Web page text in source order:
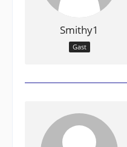
Smithy1
Gast